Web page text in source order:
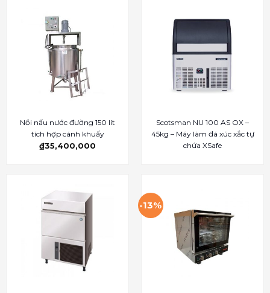
Nồi nấu nước đường 150 lít
tích hợp cánh khuấy
₫35,400,000
Scotsman NU 100 AS OX –
45kg – Máy làm đá xúc xắc tự
chứa XSafe
-13%